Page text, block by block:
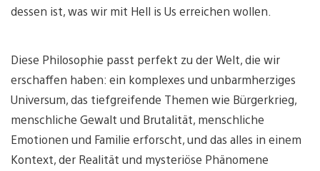
dessen ist, was wir mit Hell is Us erreichen wollen.
Diese Philosophie passt perfekt zu der Welt, die wir
erschaffen haben: ein komplexes und unbarmherziges
Universum, das tiefgreifende Themen wie Bürgerkrieg,
menschliche Gewalt und Brutalität, menschliche
Emotionen und Familie erforscht, und das alles in einem
Kontext, der Realität und mysteriöse Phänomene